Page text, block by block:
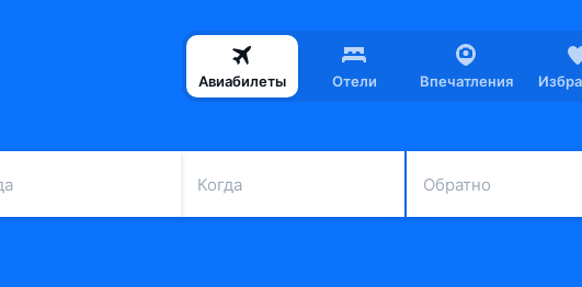
Авиабилеты Отели Впечатления
Когда Обратно